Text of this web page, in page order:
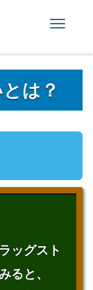
Toggle
は？
ッグスト
ると、